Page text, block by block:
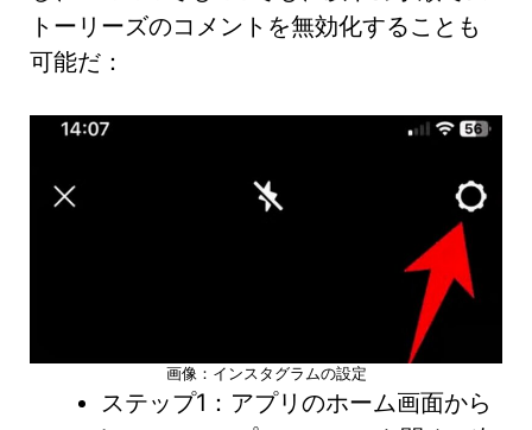
トーリーズのコメントを無効化することも
可能だ：
画像：インスタグラムの設定
ステップ1：アプリのホーム画面から